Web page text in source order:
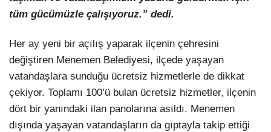
tüm gücümüzle çalışıyoruz.” dedi.
Her ay yeni bir açılış yaparak ilçenin çehresini
değiştiren Menemen Belediyesi, ilçede yaşayan
vatandaşlara sunduğu ücretsiz hizmetlerle de dikkat
çekiyor. Toplamı 100’ü bulan ücretsiz hizmetler, ilçenin
dört bir yanındaki ilan panolarına asıldı. Menemen
dışında yaşayan vatandaşların da gıptayla takip ettiği